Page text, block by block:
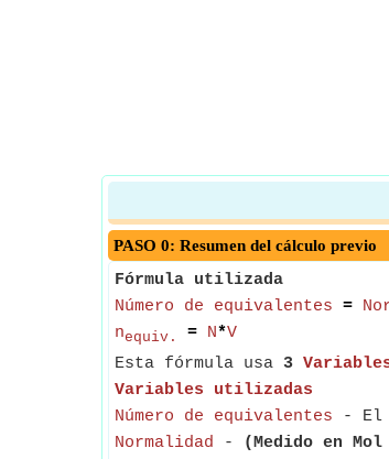
PASO 0: Resumen del cálculo previo
Fórmula utilizada
Número de equivalentes =
nequiv. = N*V
Esta fórmula usa 3
Variables utilizadas
Número de equivalentes - El
Normalidad - (Medido en